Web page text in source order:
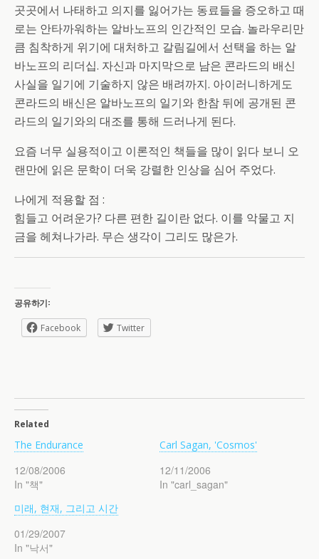
곳곳에서 나태하고 의지를 잃어가는 동료들을 증오하고 때
로는 안타까워하는 알바노프의 인간적인 모습. 놀라우리만
큼 침착하게 위기에 대처하고 갈림길에서 선택을 하는 알
바노프의 리더십. 자신과 마지막으로 남은 콘라드의 배신
사실을 일기에 기술하지 않은 배려까지. 아이러니하게도
콘라드의 배신은 알바노프의 일기와 한참 뒤에 공개된 콘
라드의 일기와의 대조를 통해 드러나게 된다.
요즘 너무 실용적이고 이론적인 책들을 많이 읽다 보니 오
랜만에 읽은 문학이 더욱 강렬한 인상을 심어 주었다.
나에게 적용할 점 :
힘들고 어려운가? 다른 편한 길이란 없다. 이를 악물고 지
금을 헤쳐나가라. 무슨 생각이 그리도 많은가.
공유하기:
Facebook Twitter
Related
The Endurance
12/08/2006
In "책"
Carl Sagan, 'Cosmos'
12/11/2006
In "carl_sagan"
미래, 현재, 그리고 시간
01/29/2007
In "낙서"